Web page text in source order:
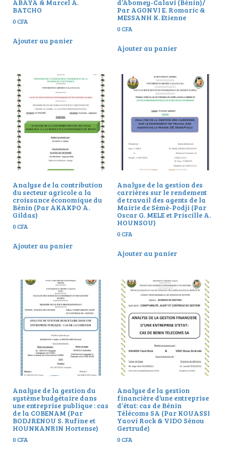
ABAYA & Marcel A.
BATCHO
0CFA
Ajouter au panier
d’Abomey-Calavi (Bénin)/
Par AGONVI E. Romaric &
MESSANH K. Etienne
0CFA
Ajouter au panier
Analyse de la contribution
du secteur agricole a la
croissance économique du
Bénin (Par AKAKPO A.
Gildas)
0CFA
Ajouter au panier
Analyse de la gestion des
carrières sur le rendement
de travail des agents de la
Mairie de Sèmè-Podji (Par
Oscar G. MELE et Priscille A.
HOUNSOU)
0CFA
Ajouter au panier
Analyse de la gestion du
système budgétaire dans
une entreprise publique : cas
de la COBENAM (Par
BODJRENOU S. Rufine et
HOUNKANRIN Hortense)
0CFA
Analyse de la gestion
financière d’une entreprise
d’état: cas de Bénin
Télécoms SA (Par KOUASSI
Yaovi Rock & VIDO Sènou
Gertrude)
0CFA